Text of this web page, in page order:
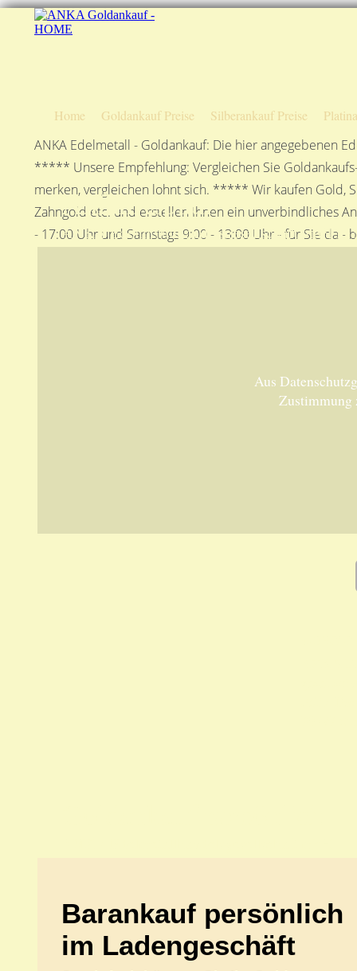
Home Goldankauf Preise Silberankauf Preise
ANKA Edelmetall - Goldankauf: Die hier angegebenen
***** Unsere Empfehlung: Vergleichen Sie
merken, vergleichen lohnt sich. ***** Wir kaufen Gold,
Zahngold etc. und erstellen Ihnen ein unverbindliches
- 17:00 Uhr und Samstags 9:00 - 13:00 Uhr - für Sie
Anfahrtsplan
ANKA Edelmetallhandelsgesellschaft mbH in
Aus
Zustimmung
Barankauf persönlich
im Ladengeschäft